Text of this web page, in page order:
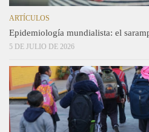
ARTÍCULOS
Epidemiología mundialista: el
5 DE JULIO DE 2026